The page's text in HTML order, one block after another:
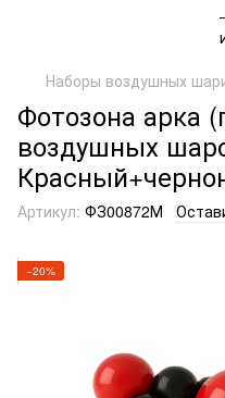
Наборы воздушных
Фотозона арка
воздушных
Артикул: ФЗ00872М
−20%